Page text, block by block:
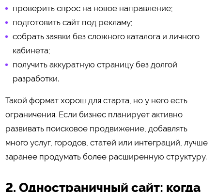
проверить спрос на новое направление;
подготовить сайт под рекламу;
собрать заявки без сложного каталога и личного
кабинета;
получить аккуратную страницу без долгой
разработки.
Такой формат хорош для старта, но у него есть
ограничения. Если бизнес планирует активно
развивать поисковое продвижение, добавлять
много услуг, городов, статей или интеграций, лучше
заранее продумать более расширенную структуру.
2. Одностраничный сайт: когда